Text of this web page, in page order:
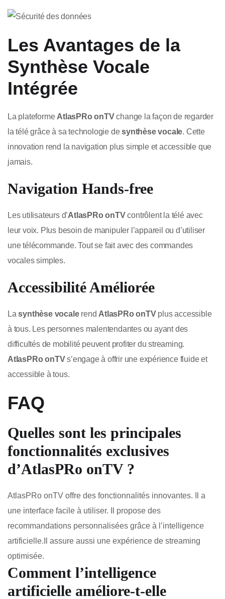
Les Avantages de la
Synthèse Vocale
Intégrée
La plateforme AtlasPRo onTVchange la façon de regarder
la télé grâce à sa technologie desynthèse vocale. Cette
innovation rend la navigation plus simple et accessible que
jamais.
Navigation Hands-free
Les utilisateurs d’AtlasPRo onTVcontrôlent la télé avec
leur voix. Plus besoin de manipuler l’appareil ou d’utiliser
une télécommande. Tout se fait avec des commandes
vocales simples.
Accessibilité Améliorée
Lasynthèse vocalerend AtlasPRo onTVplus accessible
à tous. Les personnes malentendantes ou ayant des
difficultés de mobilité peuvent profiter du streaming.
AtlasPRo onTVs’engage à offrir une expérience fluide et
accessible à tous.
FAQ
Quelles sont les principales
fonctionnalités exclusives
d’AtlasPRo onTV?
AtlasPRo onTV offre des fonctionnalités innovantes. Il a
une interface facile à utiliser. Il propose des
recommandations personnalisées grâce à l’intelligence
artificielle.Il assure aussi une expérience de streaming
optimisée.
Comment l’intelligence
artificielle améliore-t-elle